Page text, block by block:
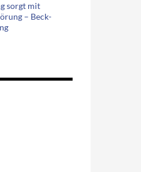
sorgt mit
– Beck-